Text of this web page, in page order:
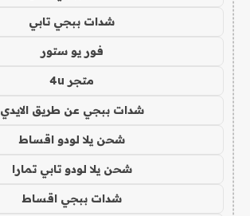
شدات ببجي تابي
فور يو ستور
متجر 4u
شدات ببجي عن طريق الايدي
شحن يلا لودو اقساط
شحن يلا لودو تابي تمارا
شدات ببجي اقساط